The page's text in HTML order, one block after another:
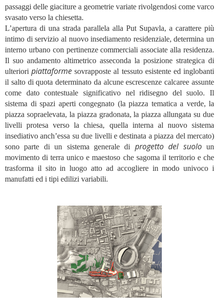
passaggi delle giaciture a geometrie variate rivolgendosi come varco
svasato verso la chiesetta.
L’apertura di una strada parallela alla Put Supavla, a carattere più
intimo di servizio al nuovo insediamento residenziale, determina un
interno urbano con pertinenze commerciali associate alla residenza.
Il suo andamento altimetrico asseconda la posizione strategica di
ulterioripiattaforme sovrapposte al tessuto esistente ed inglobanti
il salto di quota determinato da alcune escrescenze calcaree assunte
come dato contestuale significativo nel ridisegno del suolo. Il
sistema di spazi aperti congegnato (la piazza tematica a verde, la
piazza sopraelevata, la piazza gradonata, la piazza allungata su due
livelli protesa verso la chiesa, quella interna al nuovo sistema
insediativo anch’essa su due livelli e destinata a piazza del mercato)
sono parte di un sistema generale di progetto del suoloun
movimento di terra unico e maestoso che sagoma il territorio e che
trasforma il sito in luogo atto ad accogliere in modo univoco i
manufatti ed i tipi edilizi variabili.